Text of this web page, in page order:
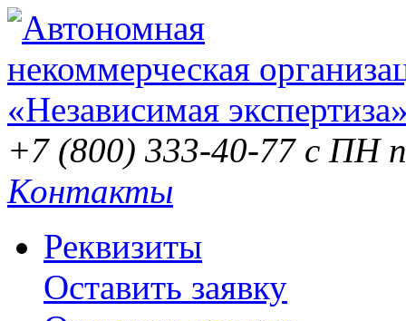
+7 (800) 333-40-77 с ПН
Контакты
Реквизиты
Оставить заявку